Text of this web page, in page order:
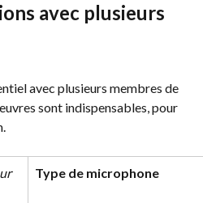
avec plusieurs
avec plusieurs membres de
sont indispensables, pour
Type de microphone